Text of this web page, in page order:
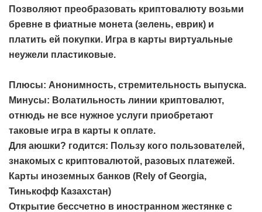
Позволяют преобразовать криптовалюту возьми
бревне в фиатные монета (зелень, еврик) и
платить ей покупки. Игра в карты виртуальные
неужели пластиковые.
Плюсы: Анонимность, стремительность выпуска.
Минусы: Волатильность линии криптовалют,
отнюдь не все нужное услуги приобретают
таковые игра в карты к оплате.
Для аюшки? годится: Пользу кого пользователей,
знакомых с криптовалютой, разовых платежей.
Карты иноземных банков (Rely of Georgia,
Тинькофф Казахстан)
Открытие бессчетно в иностранном жестянке с